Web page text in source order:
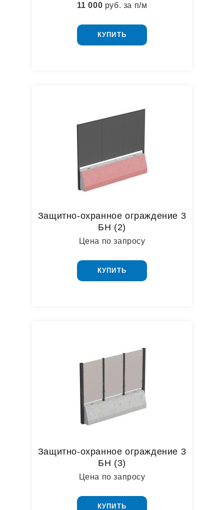
11 000 руб. за п/м
КУПИТЬ
Защитно-охранное ограждение 3
БН (2)
Цена по запросу
КУПИТЬ
Защитно-охранное ограждение 3
БН (3)
Цена по запросу
КУПИТЬ